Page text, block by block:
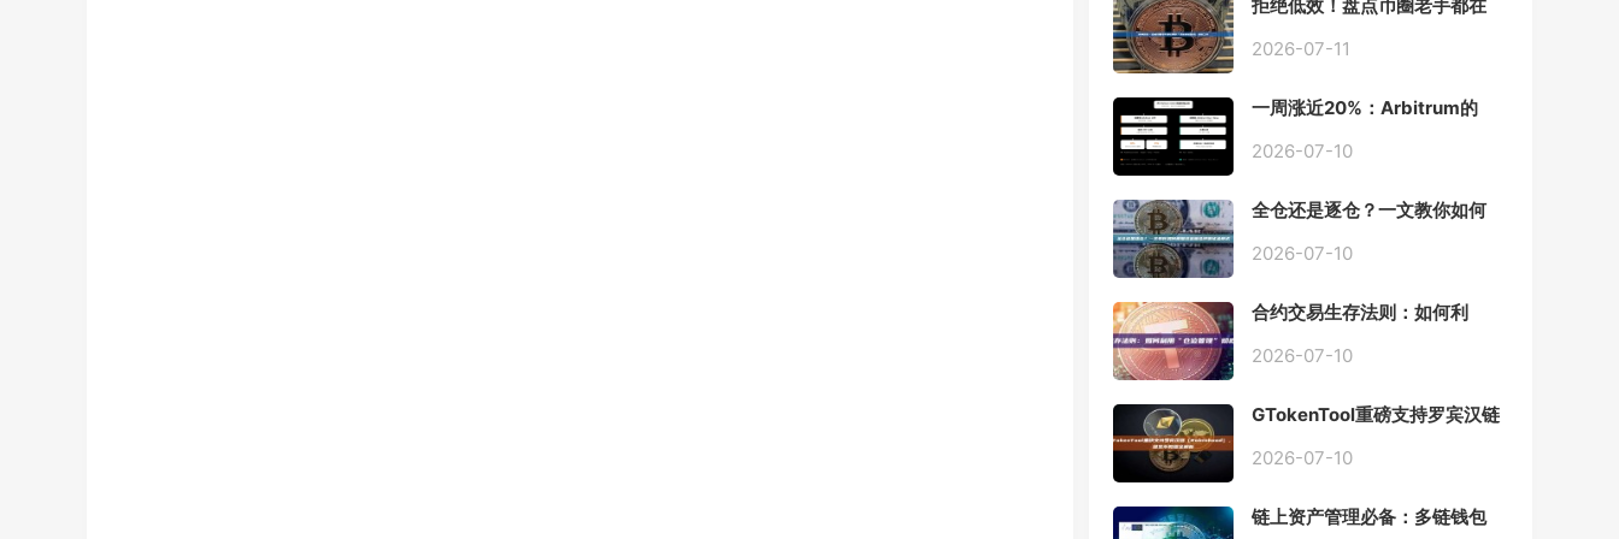
拒绝低效！盘点币圈老手都在
具
2026-07-11
一周涨近20%：Arbitrum的
Chain一夜盘活
2026-07-10
全仓还是逐仓？一文教你如何
2026-07-10
合约交易生存法则：如何利
2026-07-10
GTokenTool重磅支持罗宾汉链
程全解析
2026-07-10
链上资产管理必备：多链钱包